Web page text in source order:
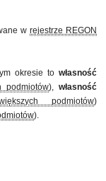
wrejestrze REGON
okresie to własność
podmiotów),własność
podmiotów)
).